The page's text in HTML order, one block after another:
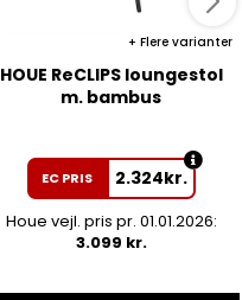
Flere varianter
HOUE ReCLIPS loungestol
m. bambus
EC PRIS 2.324kr.
Houe vejl. pris pr. 01.01.2026:
3.099 kr.